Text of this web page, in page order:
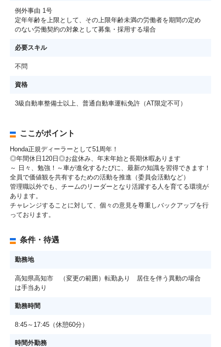
例外事由 1号
定年年齢を上限として、その上限年齢未満の労働者を期間の定め
のない労働契約の対象として募集・採用する場合
必要スキル
不問
資格
3級自動車整備士以上、普通自動車運転免許（AT限定不可）
ここがポイント
Honda正規ディーラーとして51周年！
◎年間休日120日◎お盆休み、年末年始と長期休暇あります
～ 日々、勉強！～車が進化するたびに、最新の知識を習得できます！
全員で価値観を共有するための活動を推進（委員会活動など）
管理職以外でも、チームのリーダーとなり活躍する人を育てる環境が
あります。
チャレンジすることに対して、個々の意見を尊重しバックアップを行
っております。
条件・待遇
勤務地
高知県高知市 （変更の範囲）転勤あり 居住を伴う異動の場合
は手当あり
勤務時間
8:45～17:45（休憩60分）
時間外勤務